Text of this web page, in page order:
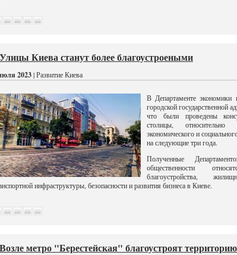
Улицы Киева станут более благоустроеными
2023| Развитие Киева
В Департаменте экономики
городской государственной
что были проведены
столицы,
экономического и
на следующие три года.
Полученные
общественности
благоустройства,
инфраструктуры, безопасности и развития бизнеса в Киеве.
Возле метро "Берестейская" благоустроят территорию